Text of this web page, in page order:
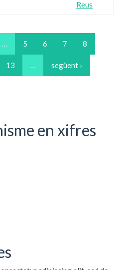
Reus
… 5 6 7 8
13 … següent ›
en xifres